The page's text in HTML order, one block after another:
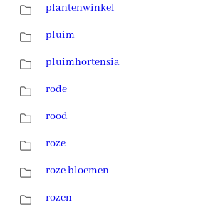
plantenwinkel
pluim
pluimhortensia
rode
rood
roze
roze bloemen
rozen